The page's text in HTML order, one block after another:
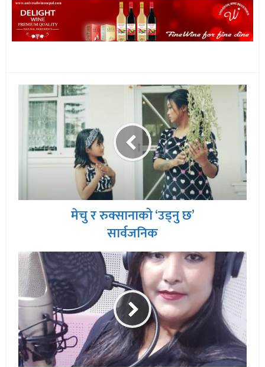
मेचु र रुक्सानाको ‘उड्नु छ’
सार्वजनिक